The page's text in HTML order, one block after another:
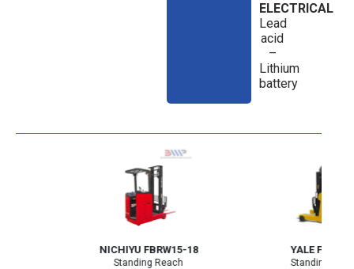
ELECTRICAL
Lead
acid
–
Lithium
battery
NICHIYU FBRW15-18
Standing Reach
YALE
Standing